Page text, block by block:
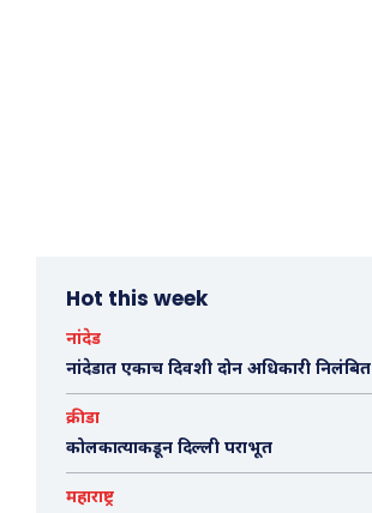
Hot this week
नांदेड
नांदेडात एकाच दिवशी दोन अधिकारी निलंबित
क्रीडा
कोलकात्याकडून दिल्ली पराभूत
महाराष्ट्र